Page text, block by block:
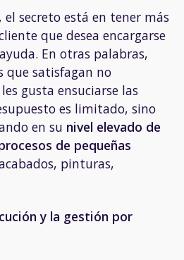
el secreto está en tener más
que desea encargarse
En otras palabras,
que satisfagan no
gusta ensuciarse las
es limitado, sino
en su nivel elevado de
de pequeñas
pinturas,
y la gestión por